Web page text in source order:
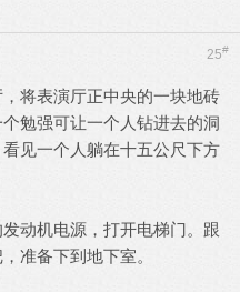
25#
将表演厅正中央的一块地砖
勉强可让一个人钻进去的洞
见一个人躺在十五公尺下方
机电源，打开电梯门。跟
准备下到地下室。